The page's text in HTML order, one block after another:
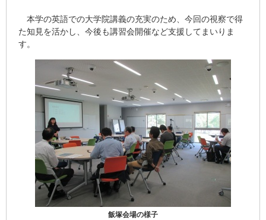
本学の英語での大学院講義の充実のため、今回の視察で得
た知見を活かし、今後も講習会開催など支援してまいりま
す。
飯塚会場の様子